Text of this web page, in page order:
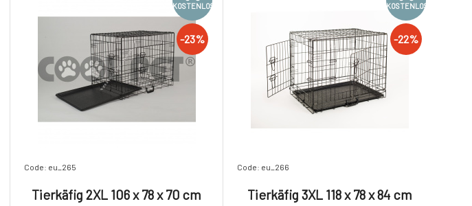
KOSTENLOS
-23%
Code: eu_265
Tierkäfig 2XL 106 x 78 x 70 cm
KOSTENLOS
-22%
Code: eu_266
Tierkäfig 3XL 118 x 78 x 84 cm